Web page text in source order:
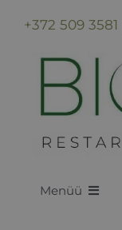
content
+372 509 3581
Menüü